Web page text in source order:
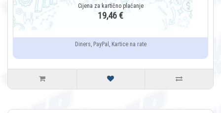
19,46 €
Diners, PayPal, Kartice na rate